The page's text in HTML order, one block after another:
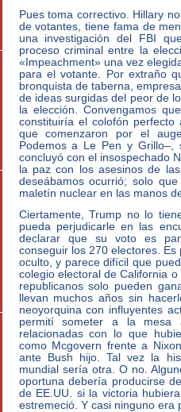
Pues toma correctivo. Hillary
de votantes, tiene fama de
una investigación del FBI
proceso criminal entre la
«Impeachment» una vez
para el votante. Por extraño
bronquista de taberna,
de ideas surgidas del peor de
la elección. Convengamos
constituiría el colofón
que comenzaron por el
Podemos a Le Pen y
concluyó con el insospechado
la paz con los asesinos de
deseábamos ocurrió; solo
maletín nuclear en las manos
Ciertamente, Trump no lo
pueda perjudicarle en las
declarar que su voto es
conseguir los 270 electores.
oculto, y parece difícil que
colegio electoral de California
republicanos solo pueden
llevan muchos años sin
neoyorquina con influyentes
permití someter a la mesa
relacionadas con lo que
como Mcgovern frente a
ante Bush hijo. Tal vez la
mundial sería otra. O no.
oportuna debería producirse
de EE.UU. si la victoria
estremeció. Y casi ninguno era